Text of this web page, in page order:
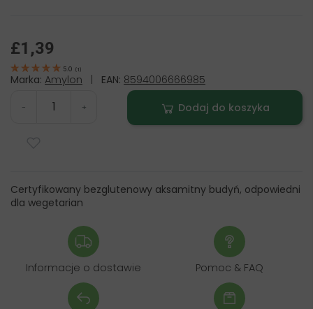
£1,39
5.0 (1)
Marka: Amylon | EAN: 8594006666985
- + Dodaj do koszyka
Certyfikowany bezglutenowy aksamitny budyń, odpowiedni
dla wegetarian
Informacje o dostawie Pomoc & FAQ